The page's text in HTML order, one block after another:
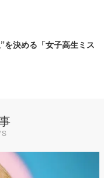
を決める「女子高生ミス